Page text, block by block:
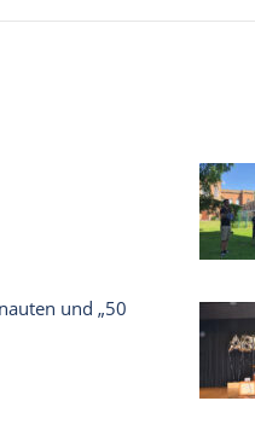
und „50